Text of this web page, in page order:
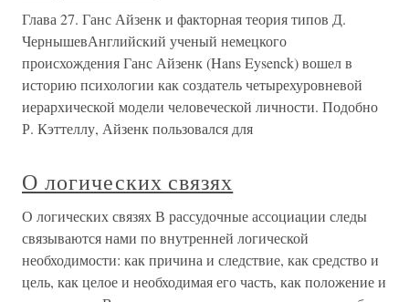
Глава 27. Ганс Айзенк и факторная теория типов Д.
ЧернышевАнглийский ученый немецкого
происхождения Ганс Айзенк (Hans Eysenck) вошел в
историю психологии как создатель четырехуровневой
иерархической модели человеческой личности. Подобно
Р. Кэттеллу, Айзенк пользовался для
О логических связях
О логических связях В рассудочные ассоциации следы
связываются нами по внутренней логической
необходимости: как причина и следствие, как средство и
цель, как целое и необходимая его часть, как положение и